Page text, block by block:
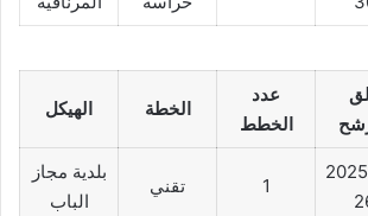
الهيكل الخطة
عدد
الخطط
بلدية مجاز
الباب
تقني 1